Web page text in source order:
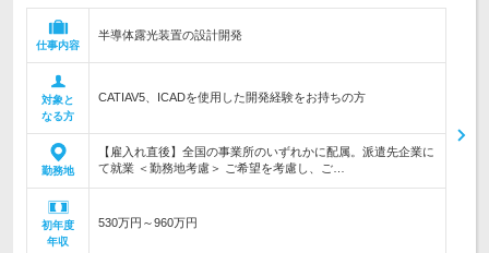
仕事内容
半導体露光装置の設計開発
対象と
なる方
CATIAV5、ICADを使用した開発経験をお持ちの方
勤務地
【雇入れ直後】全国の事業所のいずれかに配属。派遣先企業に
て就業 ＜勤務地考慮＞ ご希望を考慮し、ご…
初年度
年収
530万円～960万円